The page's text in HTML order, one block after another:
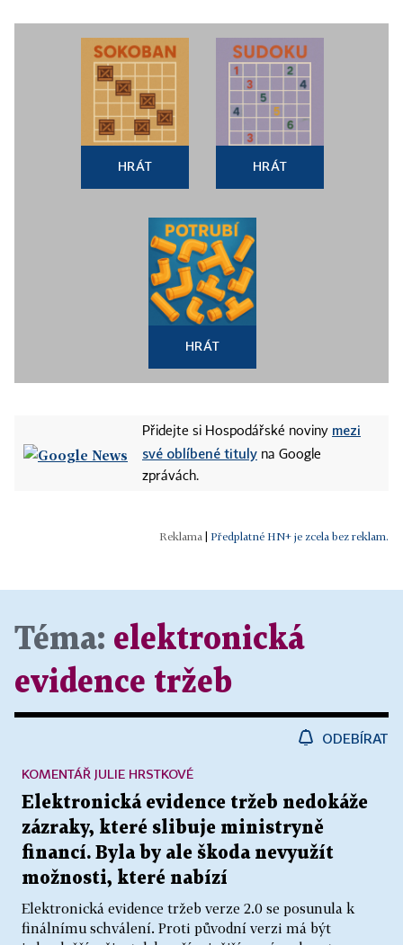
HRÁT HRÁT
HRÁT
Přidejte si Hospodářské noviny mezi
své oblíbené tituly na Google
zprávách.
Předplatné HN+ je zcela bez reklam.
Téma: elektronická
evidence tržeb
ODEBÍRAT
Elektronická evidence tržeb nedokáže
zázraky, které slibuje ministryně
financí. Byla by ale škoda nevyužít
možnosti, které nabízí
Elektronická evidence tržeb verze 2.0 se posunula k
finálnímu schválení. Proti původní verzi má být
KOMENTÁŘ JULIE HRSTKOVÉ